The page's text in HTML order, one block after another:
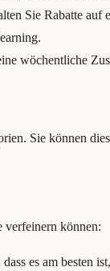
Sie Rabatte auf
wöchentliche
Sie können
verfeinern können:
dass es am besten